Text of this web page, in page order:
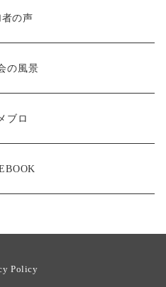
の声
の風景
ブロ
Policy